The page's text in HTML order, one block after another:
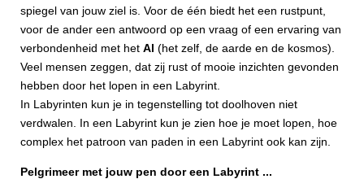
spiegel van jouw ziel is. Voor de één biedt het een rustpunt,
voor de ander een antwoord op een vraag of een ervaring van
verbondenheid met het Al (het zelf, de aarde en de kosmos).
Veel mensen zeggen, dat zij rust of mooie inzichten gevonden
hebben door het lopen in een Labyrint.
In Labyrinten kun je in tegenstelling tot doolhoven niet
verdwalen. In een Labyrint kun je zien hoe je moet lopen, hoe
complex het patroon van paden in een Labyrint ook kan zijn.
Pelgrimeer met jouw pen door een Labyrint ...